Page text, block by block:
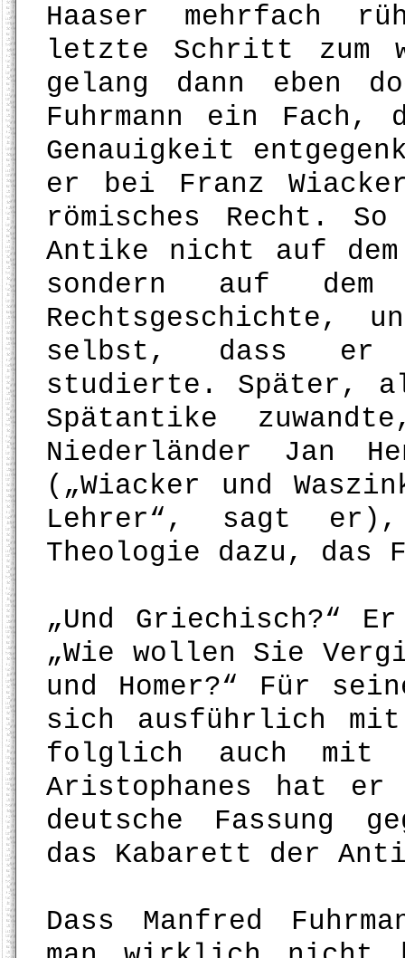
Haaser mehrfach
letzte Schritt zum
gelang dann eben
Fuhrmann ein Fach,
Genauigkeit
er bei Franz
römisches Recht.
Antike nicht auf dem
sondern auf
Rechtsgeschichte,
selbst, dass er
studierte. Später,
Spätantike
Niederländer Jan
(„Wiacker und
Lehrer“, sagt er),
Theologie dazu, das
„Und Griechisch?“
„Wie wollen Sie
und Homer?“ Für
sich ausführlich
folglich auch mit
Aristophanes hat er
deutsche Fassung
das Kabarett der
Dass Manfred